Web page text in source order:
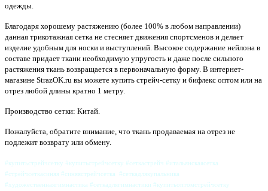
одежды.
Благодаря хорошему растяжению (более 100% в любом направлении)
данная трикотажная сетка не стесняет движения спортсменов и делает
изделие удобным для носки и выступлений. Высокое содержание нейлона в
составе придает ткани необходимую упругость и даже после сильного
растяжения ткань возвращается в первоначальную форму. В интернет-
магазине StrazOK.ru вы можете купить стрейч-сетку и бифлекс оптом или на
отрез любой длины кратно 1 метру.
Производство сетки: Китай.
Пожалуйста, обратите внимание, что ткань продаваемая на отрез не
подлежит возврату или обмену.
#купитьстрейчсетку #купитьстрейчсетку #сеткастрейч #итальянскаясетка
#стрейчсеткасиняя #синяястрейчсетка #сеткадлякупальника
#художественнаягимнастика #сеткадлягимнастики #купитьоптомстрейчсетку